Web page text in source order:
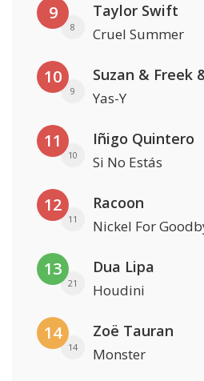
9
8
Taylor Swift
Cruel Summer
10
9
Suzan & Freek
Yas-Y
11
10
Iñigo Quintero
Si No Estás
12
11
Racoon
Nickel For
13
21
Dua Lipa
Houdini
14
14
Zoë Tauran
Monster